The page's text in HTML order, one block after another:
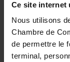
Ce site internet
Nous utilisons
Chambre de
de permettre le
terminal,